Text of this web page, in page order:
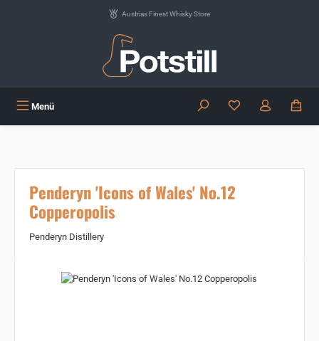
Austrias Finest Whisky Store
Menü Du hast 0
Penderyn 'Icons of Wales' No.12
Copperopolis
Penderyn Distillery
Bildergalerie überspringen